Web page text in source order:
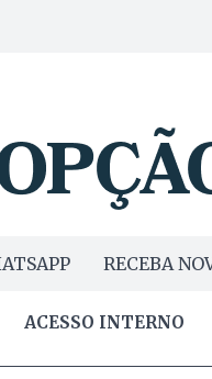
RECEBA
ACESSO INTERNO